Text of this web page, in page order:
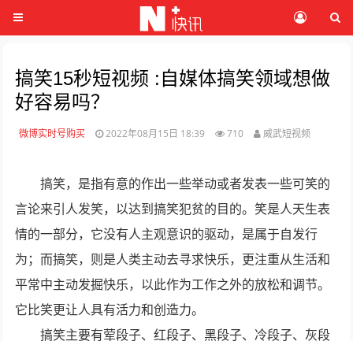
搞笑15秒短视频 :自媒体搞笑领域想做
好容易吗？
微博实时号购买 2022年08月15日 18:39 710 威武短视频
搞笑，是指有意的作出一些举动或者发表一些可笑的
言论来引人发笑，以达到搞笑犯贫的目的。笑是人天生表
情的一部分，它没有人主观意识的驱动，是属于自发行
为；而搞笑，则是人类主动去寻求快乐，更注重从生活和
平常中主动发掘快乐，以此作为工作之外的放松和调节。
它比笑更让人具有活力和创造力。
搞笑主要有荤段子、红段子、黑段子、冷段子、灰段